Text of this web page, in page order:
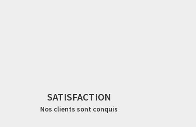
SATISFACTION
Nos clients sont conquis